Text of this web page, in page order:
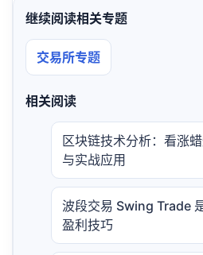
继续阅读相关专题
交易所专题
相关阅读
区块链技术分析：看涨
与实战应用
波段交易 Swing Trade
盈利技巧